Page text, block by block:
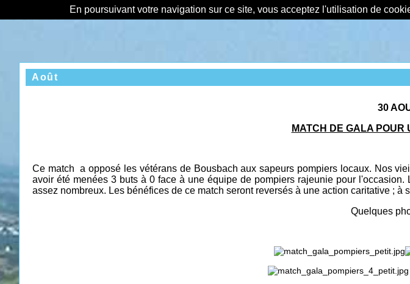
En poursuivant votre navigation sur ce site, vous acceptez l'utilisation de
Août
30
MATCH DE GALA POUR
Ce match a opposé les vétérans de Bousbach aux sapeurs pompiers locaux. Nos
avoir été menées 3 buts à 0 face à une équipe de pompiers rajeunie pour
assez nombreux. Les bénéfices de ce match seront reversés à une action caritative ;
Quelques